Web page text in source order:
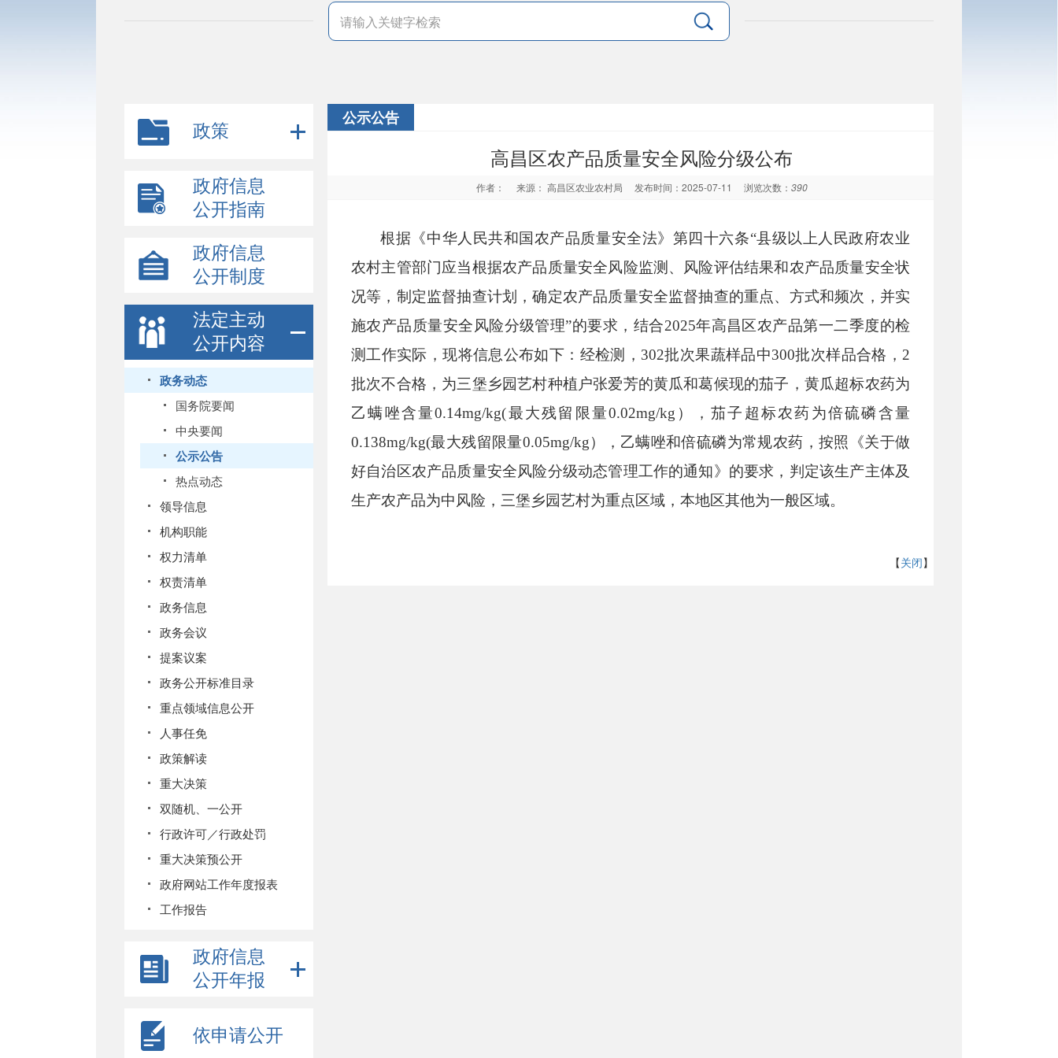
政策
政府信息
公开指南
政府信息
公开制度
法定主动
公开内容
政务动态
国务院要闻
中央要闻
公示公告
热点动态
领导信息
机构职能
权力清单
权责清单
政务信息
政务会议
提案议案
政务公开标准目录
重点领域信息公开
人事任免
政策解读
重大决策
双随机、一公开
行政许可／行政处罚
重大决策预公开
政府网站工作年度报表
工作报告
政府信息
公开年报
依申请公开
公示公告
高昌区农产品质量安全风险分级公布
作者： 来源： 高昌区农业农村局 发布时间：2025-07-11 浏览次数： 390
根据《中华人民共和国农产品质量安全法》第四十六条“县级以上人民政府农业
农村主管部门应当根据农产品质量安全风险监测、风险评估结果和农产品质量安全状
况等，制定监督抽查计划，确定农产品质量安全监督抽查的重点、方式和频次，并实
施农产品质量安全风险分级管理”的要求，结合2025年高昌区农产品第一二季度的检
测工作实际，现将信息公布如下：经检测， 302批次果蔬样品中300批次样品合格，2
批次不合格，为三堡乡园艺村种植户张爱芳的黄瓜和葛候现的茄子，黄瓜超标农药为
乙螨唑含量0.14mg/kg(最大残留限量0.02mg/kg），茄子超标农药为倍硫磷含量
0.138mg/kg(最大残留限量0.05mg/kg），乙螨唑和倍硫磷为常规农药，按照《关于做
好自治区农产品质量安全风险分级动态管理工作的通知》的要求，判定该生产主体及
生产农产品为中风险，三堡乡园艺村为重点区域， 本地区其他为一般区域。
【关闭】